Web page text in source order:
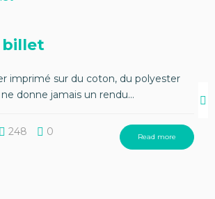
billet
imprimé sur du coton, du polyester
donne jamais un rendu...
248 0 Read more